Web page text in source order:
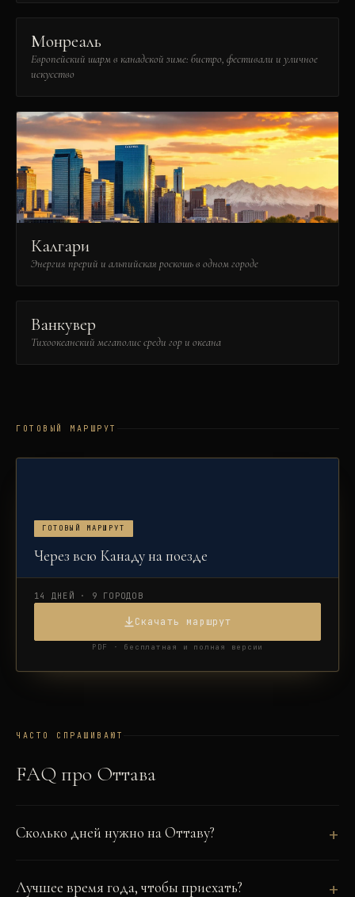
Монреаль
Европейский шарм в канадской зиме: бистро, фестивали и уличное
искусство
Калгари
Энергия прерий и альпийская роскошь в одном городе
Ванкувер
Тихоокеанский мегаполис среди гор и океана
ГОТОВЫЙ МАРШРУТ
ГОТОВЫЙ МАРШРУТ
Через всю Канаду на поезде
14 ДНЕЙ · 9 ГОРОДОВ
Скачать маршрут
PDF · бесплатная и полная версии
ЧАСТО СПРАШИВАЮТ
FAQ про Оттава
Сколько дней нужно на Оттаву?
Лучшее время года, чтобы приехать?